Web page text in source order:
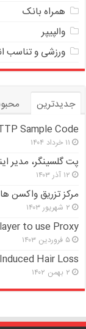
همراه بانک
والپیپر
ورزشی و تناسب
جدیدترین
Sample Code
۱۱ خرداد ۱۴۰۴
پت گلسینگر، مدیر
۱۲ آذر ۱۴۰۳
مرکز تزریق واکسن
۲ شهریور ۱۴۰۳
to use Proxy
۵ فروردین ۱۴۰۳
Hair Loss
۲ بهمن ۱۴۰۲